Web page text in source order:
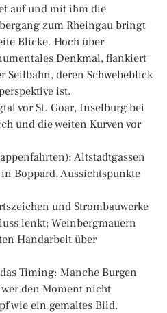
auf und mit ihm die
zum Rheingau bringt
Blicke. Hoch über
Denkmal, flankiert
Seilbahn, deren Schwebeblick
ist.
vor St. Goar, Inselburg bei
und die weiten Kurven vor
Altstadtgassen
Boppard, Aussichtspunkte
und Strombauwerke
lenkt; Weinbergmauern
Handarbeit über
Timing: Manche Burgen
den Moment nicht
wie ein gemaltes Bild.